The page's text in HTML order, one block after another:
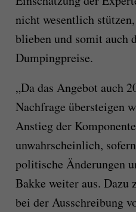
nicht wesentlich
blieben und somit auch
Dumpingpreise.
„Da das Angebot auch
Nachfrage übersteigen
Anstieg der
unwahrscheinlich,
politische Änderungen
Bakke weiter aus. Dazu
bei der Ausschreibung